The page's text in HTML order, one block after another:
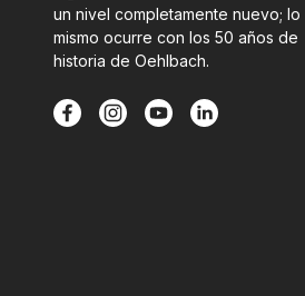
un nivel completamente nuevo; lo
mismo ocurre con los 50 años de
historia de Oehlbach.